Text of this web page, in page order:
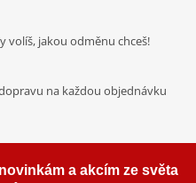
všechny motorky. Klasická
mašin, čtyřkolek. Má QX
520, 525, 530. Takže
volíš, jakou odměnu chceš!
na každou objednávku
a akcím ze světa